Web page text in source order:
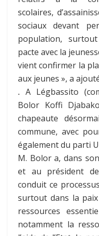
scolaires,
sociaux devant
population,
pacte avec la
vient confirmer la
aux jeunes », a
. A Légbassito
Bolor Koffi
chapeaute
commune, avec
également du parti
M. Bolor a, dans
et au président
conduit ce
surtout dans la
ressources
notamment la